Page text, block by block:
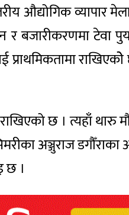
औद्योगिक व्यापार
र बजारीकरणमा टेवा
प्राथमिकतामा
छ । त्यहाँ
अञ्जुराज
छ ।